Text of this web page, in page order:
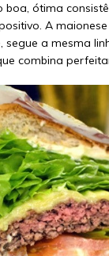
boa, ótima
A
segue a mesma
combina